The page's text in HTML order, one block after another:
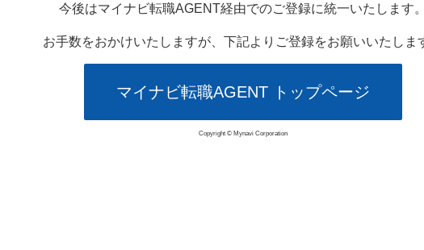
今後はマイナビ転職AGENT経由でのご登録に統一いたします。
お手数をおかけいたしますが、下記よりご登録をお願いいたしま
マイナビ転職AGENT トップページ
Copyright © Mynavi Corporation